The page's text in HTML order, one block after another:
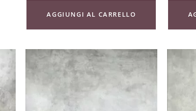
AGGIUNGI AL CARRELLO